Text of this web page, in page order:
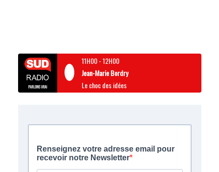
11H00-12H00
Jean-Marie Bordry
Le choc des idées